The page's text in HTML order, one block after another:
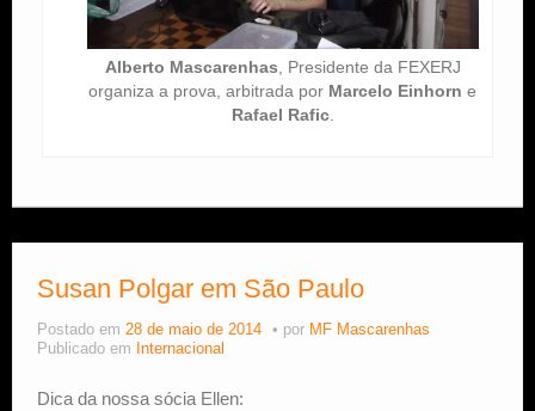
Alberto Mascarenhas , Presidente da FEXERJ
organiza a prova, arbitrada por Marcelo Einhorn e
Rafael Rafic.
Susan Polgar em São Paulo
Postado em 28 de maio de 2014 por MF Mascarenhas
Publicado em
Internacional
Dica da nossa sócia Ellen: